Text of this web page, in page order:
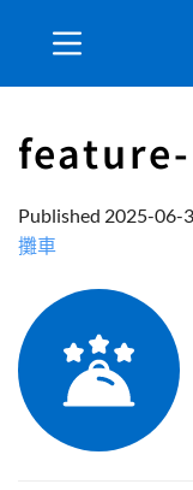
Published 2025-06-
攤車